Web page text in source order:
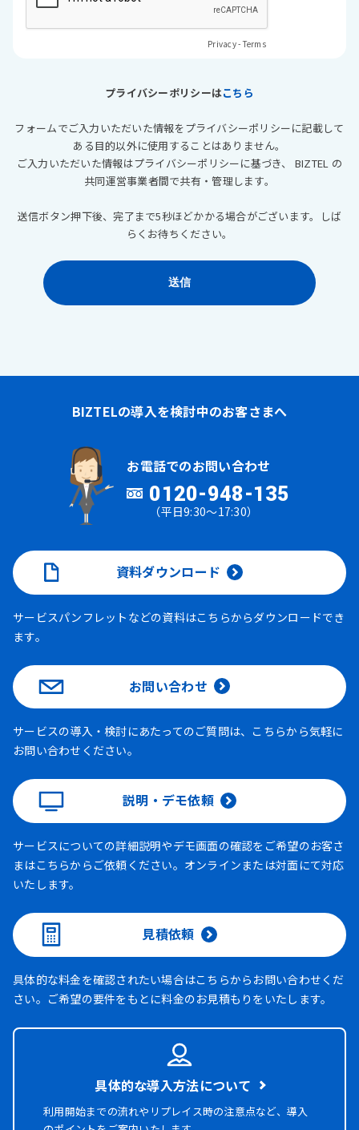
BIZTELの導入を検討中のお客さまへ
お電話でのお問い合わせ
0120-948-135
（平日9:30～17:30）
資料ダウンロード
サービスパンフレットなどの資料はこちらからダウンロードでき
ます。
お問い合わせ
サービスの導入・検討にあたってのご質問は、こちらから気軽に
お問い合わせください。
説明・デモ依頼
サービスについての詳細説明やデモ画面の確認をご希望のお客さ
まはこちらからご依頼ください。オンラインまたは対面にて対応
いたします。
見積依頼
具体的な料金を確認されたい場合はこちらからお問い合わせくだ
さい。ご希望の要件をもとに料金のお見積もりをいたします。
具体的な導入方法について
利用開始までの流れやリプレイス時の注意点など、導入